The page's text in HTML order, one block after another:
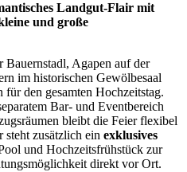
Landgut-Flair mit
und große
Bauernstadl, Agapen auf der
im historischen Gewölbesaal
den gesamten Hochzeitstag.
Bar- und Eventbereich
bleibt die Feier flexibel
steht zusätzlich ein exklusives
und Hochzeitsfrühstück zur
direkt vor Ort.